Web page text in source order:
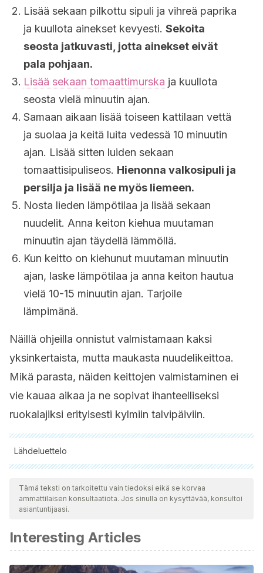
Lisää sekaan pilkottu sipuli ja vihreä paprika
ja kuullota ainekset kevyesti. Sekoita
seosta jatkuvasti, jotta ainekset eivät
pala pohjaan.
Lisää sekaan tomaattimurska ja kuullota
seosta vielä minuutin ajan.
Samaan aikaan lisää toiseen kattilaan vettä
ja suolaa ja keitä luita vedessä 10 minuutin
ajan. Lisää sitten luiden sekaan
tomaattisipuliseos. Hienonna valkosipuli ja
persilja ja lisää ne myös liemeen.
Nosta lieden lämpötilaa ja lisää sekaan
nuudelit. Anna keiton kiehua muutaman
minuutin ajan täydellä lämmöllä.
Kun keitto on kiehunut muutaman minuutin
ajan, laske lämpötilaa ja anna keiton hautua
vielä 10-15 minuutin ajan. Tarjoile
lämpimänä.
Näillä ohjeilla onnistut valmistamaan kaksi
yksinkertaista, mutta maukasta nuudelikeittoa.
Mikä parasta, näiden keittojen valmistaminen ei
vie kauaa aikaa ja ne sopivat ihanteelliseksi
ruokalajiksi erityisesti kylmiin talvipäiviin.
Lähdeluettelo
Kaikki lainatut lähteet tarkistettiin perusteellisesti tiimimme
toimesta varmistaaksemme niiden laadun, luotettavuuden,
ajantasaisuuden ja pätevyyden. Tämän artikkelin bibliografia
Hosomi R, Yoshida M, Fukunaga K. Seafood consumption
and components for health.Glob J Health Sci. 2012;4(3):72–
86. Published 2012 Apr 28. doi:10.5539/gjhs.v4n3p72
Tämä teksti on tarkoitettu vain tiedoksi eikä se korvaa
ammattilaisen konsultaatiota. Jos sinulla on kysyttävää, konsultoi
asiantuntijaasi.
Interesting Articles